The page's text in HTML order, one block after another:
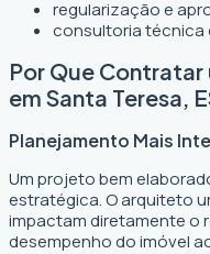
regularização e
consultoria técnica
Por Que
em Santa Teresa,
Planejamento Mais
Um projeto bem
estratégica. O arquiteto
impactam diretamente o
desempenho do imóvel